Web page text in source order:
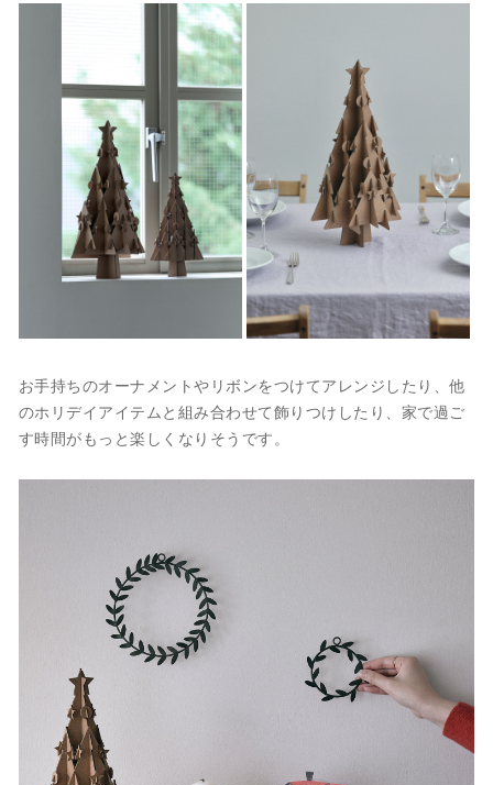
お手持ちのオーナメントやリボンをつけてアレンジしたり、他
のホリデイアイテムと組み合わせて飾りつけしたり、家で過ご
す時間がもっと楽しくなりそうです。